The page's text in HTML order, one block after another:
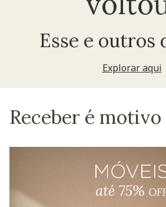
Esse e outros
Explorar aqui
Receber é